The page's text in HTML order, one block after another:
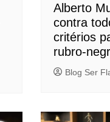
Alberto
contra
critérios
rubro-
Blog Ser